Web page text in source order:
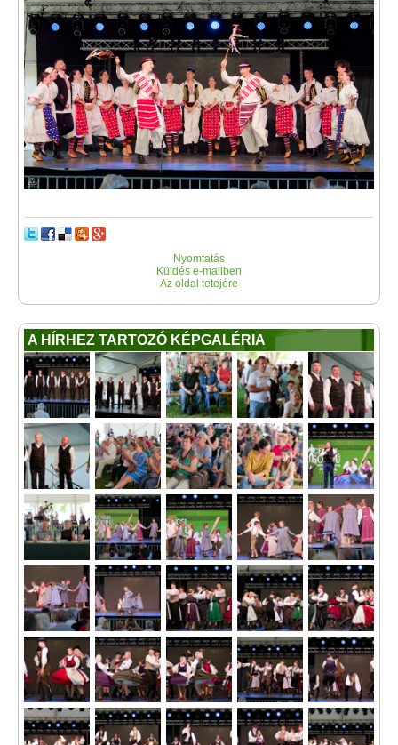
Nyomtatás
Küldés e-mailben
Az oldal tetejére
A HÍRHEZ TARTOZÓ KÉPGALÉRIA